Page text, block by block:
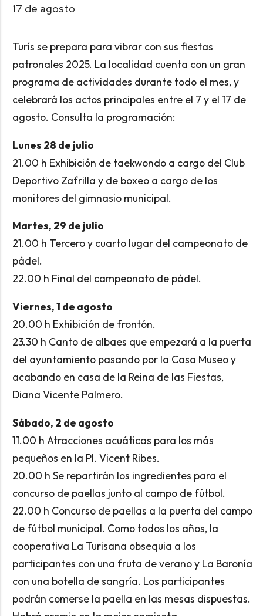
17 de agosto
Turís se prepara para vibrar con sus fiestas
patronales 2025. La localidad cuenta con un gran
programa de actividades durante todo el mes, y
celebrará los actos principales entre el 7 y el 17 de
agosto. Consulta la programación:
Lunes 28 de julio
21.00 h Exhibición de taekwondo a cargo del Club
Deportivo Zafrilla y de boxeo a cargo de los
monitores del gimnasio municipal.
Martes, 29 de julio
21.00 h Tercero y cuarto lugar del campeonato de
pádel.
22.00 h Final del campeonato de pádel.
Viernes, 1 de agosto
20.00 h Exhibición de frontón.
23.30 h Canto de albaes que empezará a la puerta
del ayuntamiento pasando por la Casa Museo y
acabando en casa de la Reina de las Fiestas,
Diana Vicente Palmero.
Sábado, 2 de agosto
11.00 h Atracciones acuáticas para los más
pequeños en la Pl. Vicent Ribes.
20.00 h Se repartirán los ingredientes para el
concurso de paellas junto al campo de fútbol.
22.00 h Concurso de paellas a la puerta del campo
de fútbol municipal. Como todos los años, la
cooperativa La Turisana obsequia a los
participantes con una fruta de verano y La Baronía
con una botella de sangría. Los participantes
podrán comerse la paella en las mesas dispuestas.